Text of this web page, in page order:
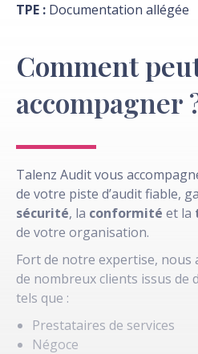
TPE : Documentation allégée
Comment
accompagner
Talenz Audit vous
de votre piste d’audit fiable,
sécurité, la conformité et la
de votre organisation.
Fort de notre expertise, nous
de nombreux clients issus de
tels que :
Prestataires de services
Négoce